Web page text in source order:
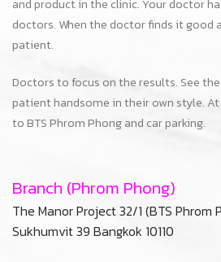
Tel : +66-95-294-6914
Branch (Onnut)
The Habito Mall On Nut (BTS On
Sukhumvit 77 Bangkok 10110